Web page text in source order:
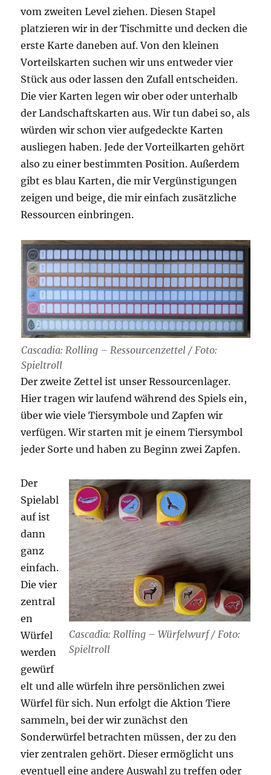
vom zweiten Level ziehen. Diesen Stapel
platzieren wir in der Tischmitte und decken die
erste Karte daneben auf. Von den kleinen
Vorteilskarten suchen wir uns entweder vier
Stück aus oder lassen den Zufall entscheiden.
Die vier Karten legen wir ober oder unterhalb
der Landschaftskarten aus. Wir tun dabei so, als
würden wir schon vier aufgedeckte Karten
ausliegen haben. Jede der Vorteilkarten gehört
also zu einer bestimmten Position. Außerdem
gibt es blau Karten, die mir Vergünstigungen
zeigen und beige, die mir einfach zusätzliche
Ressourcen einbringen.
Cascadia: Rolling – Ressourcenzettel / Foto:
Spieltroll
Der zweite Zettel ist unser Ressourcenlager.
Hier tragen wir laufend während des Spiels ein,
über wie viele Tiersymbole und Zapfen wir
verfügen. Wir starten mit je einem Tiersymbol
jeder Sorte und haben zu Beginn zwei Zapfen.
Cascadia: Rolling – Würfelwurf / Foto:
Spieltroll
Der
Spielabl
auf ist
dann
ganz
einfach.
Die vier
zentral
en
Würfel
werden
gewürf
elt und alle würfeln ihre persönlichen zwei
Würfel für sich. Nun erfolgt die Aktion Tiere
sammeln, bei der wir zunächst den
Sonderwürfel betrachten müssen, der zu den
vier zentralen gehört. Dieser ermöglicht uns
eventuell eine andere Auswahl zu treffen oder